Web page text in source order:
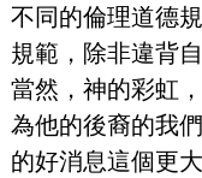
不同的倫理道德
規範，除非違背
當然，神的彩虹
為他的後裔的我
的好消息這個更